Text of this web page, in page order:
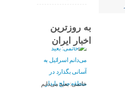
به روزترین
اخبار ایران
خاتمی: بعید می‌دانم